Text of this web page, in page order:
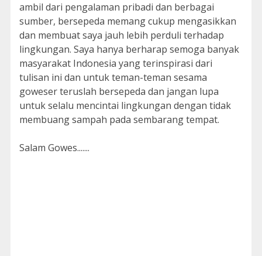
ambil dari pengalaman pribadi dan berbagai
sumber, bersepeda memang cukup mengasikkan
dan membuat saya jauh lebih perduli terhadap
lingkungan. Saya hanya berharap semoga banyak
masyarakat Indonesia yang terinspirasi dari
tulisan ini dan untuk teman-teman sesama
goweser teruslah bersepeda dan jangan lupa
untuk selalu mencintai lingkungan dengan tidak
membuang sampah pada sembarang tempat.
Salam Gowes.......